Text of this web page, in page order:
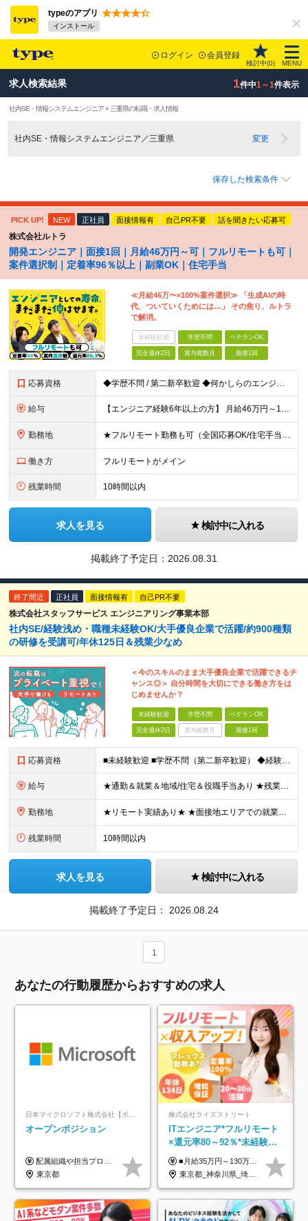
typeのアプリ
インストール
ログイン 会員登録
検討中(0) MENU
求人検索結果 1件中1～1件表示
社内SE・情報システムエンジニア × 三重県の転職・求人情報
社内SE・情報システムエンジニア／三重県 変更
保存した検索条件
PICK UP! NEW 正社員 面接情報有 自己PR不要 話を聞きたい応募可
株式会社ルトラ
開発エンジニア｜面接1回｜月給46万円～可｜フルリモートも可｜
案件選択制｜定着率96％以上｜副業OK｜住宅手当
≪月給46万〜×100%案件選択≫ 「生成AIの時
代、ついていくためには…」 その焦り、ルトラ
で解消。
未経験歓迎 学歴不問 ベテランOK
完全週休2日 賞与複数月 面接1回
応募資格 ◆学歴不問 / 第二新卒歓迎 ◆何かしらのエンジニア経験をお持ちの方 （言語・期間・フェーズ不問） 経験浅めの方も遠慮なくご応募ください！ ■入社前Q＆A ────── ◎実力に見合った報酬が手に
給与 【エンジニア経験6年以上の方】 月給46万円～100万円（固定残業代含む） ※上記月給には月30時間分の固定残業代（月8万7,400円～月19万円）を含む。超過分は全額支給。 【エンジニア経験4年以
勤務地 ★フルリモート勤務も可（全国応募OK/住宅手当を支給します） ※案件によって常駐が必要になる場合があります。 ※希望がない限り、転勤はありません ※U・Iターン歓迎 ★ルトラの社員は全国各地で活躍中
働き方 フルリモートがメイン
残業時間 10時間以内
求人を見る 検討中に入れる
掲載終了予定日： 2026.08.31
終了間近 正社員 面接情報有 自己PR不要
株式会社スタッフサービス エンジニアリング事業本部
社内SE/経験浅め・職種未経験OK/大手優良企業で活躍/約900種類
の研修を受講可/年休125日＆残業少なめ
＜今のスキルのまま大手優良企業で活躍できるチ
ャンス◎＞ 自分時間を大切にできる働き方をは
じめませんか？
未経験歓迎 学歴不問 ベテランOK
完全週休2日 賞与複数月 面接1回
応募資格 ■未経験歓迎 ■学歴不問（第二新卒歓迎） ◆経験は一切問いません ◆転職回数・ブランク期間も不問 ◆面接というよりは“リラックス面談”です ≪こんな方をお待ちしています≫ ・地道にコツコツ作業が得
給与 ★通勤＆就業＆地域/住宅＆役職手当あり ★残業代は全額支給 ★選べる給与制度あり！ ■東京・神奈川・千葉・埼玉勤務の場合 月給24.5万円～55万円＋諸手当 （残業代は全額支給） (20,000円の
勤務地 ★リモート実績あり★ ★面接地エリアでの就業率92％以上！ 『地元で働きたい』『新天地で挑戦したい』という希望に、業界トップクラス約7,000件の取引事業所数、90,000件以上のプロジェクトから検
残業時間 10時間以内
求人を見る 検討中に入れる
掲載終了予定日： 2026.08.24
1
あなたの行動履歴からおすすめの求人
日本マイクロソフト株式会社【ポジションマッチ登録】
オープンポジション
配属組織や担当プロジェクトにより異なります。 ▼参考情報 ----------------------- 年俸650万～（1/12を月々支給） ※経験、能力を考慮の上、当社規定により優遇いたします。 ※時間外、休日出勤、深夜手当に対する賃金も基本年俸に含みます。
東京都
株式会社ライズストリート
ITエンジニア*フルリモート
×還元率80～92％*未経験歓
迎*年休134日*月給35万～*
定着率100%
■月給35万円～130万円＋賞与年2回＋各種手当 ※システムエンジニアの経験をお持ちの方は月給41万円以上＋賞与年2回（108万円～）＋手当 ■単価（年収）アップのチャンスは最大年12回 ※残業代は1分単位で100％全額支給。サービス残業などは一切ありません ※試用期間6ヵ月（試用期間中の待遇・給与に差はありません）
東京都_神奈川県_埼玉県_千葉県_大阪府_愛知県_北海道_青森県_岩手県_宮城県_秋田県_山形県_福島県_茨城県_栃木県_群馬県_新潟県_山梨県_長野県_富山県_石川県_福井県_静岡県_岐阜県_三重県_兵庫県_京都府_滋賀県_奈良県_和歌山県_広島県_岡山県_鳥取県_島根県_山口県_徳島県_香川県_愛媛県_高知県_福岡県_熊本県_佐賀県_長崎県_大分県_宮崎県_鹿児島県_沖縄県